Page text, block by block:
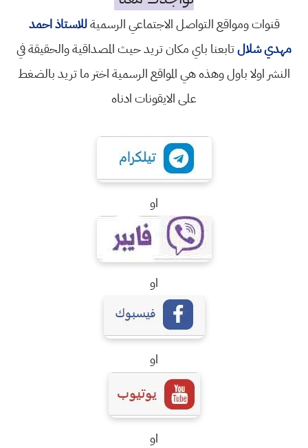
قنوات ومواقع التواصل الاجتماعي الرسميةللاستاذ احمد
مهدي شلالتابعنا باي مكان تريد حيث المصداقية والحقيقة في
النشر اولا باول وهذه هي المواقع الرسمية اختر ما تريد بالضغط
على الايقونات ادناه
او
او
او
او